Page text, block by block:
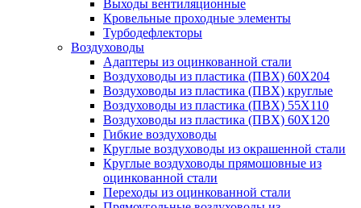
Выходы вентиляционные
Кровельные проходные элементы
Турбодефлекторы
Воздуховоды
Адаптеры из оцинкованной стали
Воздуховоды из пластика (ПВХ) 60Х204
Воздуховоды из пластика (ПВХ) круглые
Воздуховоды из пластика (ПВХ) 55Х110
Воздуховоды из пластика (ПВХ) 60Х120
Гибкие воздуховоды
Круглые воздуховоды из окрашенной стали
Круглые воздуховоды прямошовные из
оцинкованной стали
Переходы из оцинкованной стали